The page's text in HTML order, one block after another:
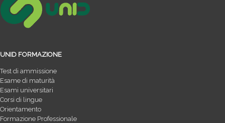
UNID FORMAZIONE
Test di ammissione
Esame di maturità
Esami universitari
Corsi di lingue
Orientamento
Formazione Professionale